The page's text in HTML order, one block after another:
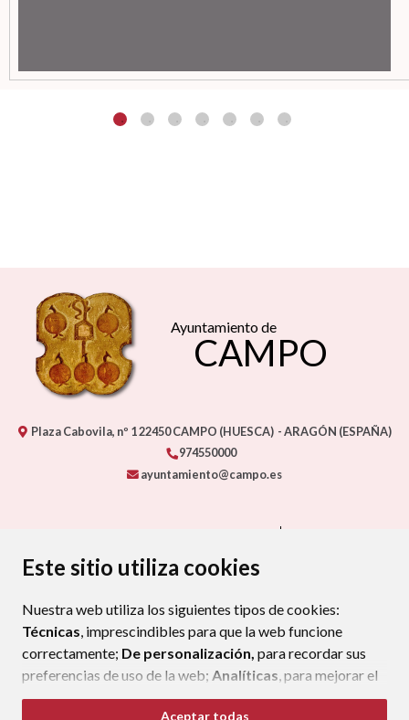
Este sitio utiliza cookies
Nuestra web utiliza los siguientes tipos de cookies:
Técnicas, imprescindibles para que la web funcione
correctamente; De personalización, para recordar sus
preferencias de uso de la web; Analíticas, para mejorar el
funcionamiento de la web y sus servicios.
Aceptar todas
Ayuntamiento de
CAMPO
Plaza Cabovila, nº 122450 CAMPO (HUESCA) - ARAGÓN (ESPAÑA)
974550000
ayuntamiento@campo.es
AVISO LEGAL
PROTECCIÓN DE DATOS
POLÍTICA DE COOKIES